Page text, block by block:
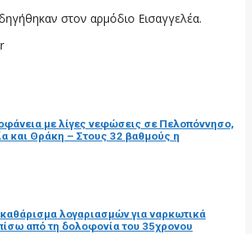
στον αρμόδιο Εισαγγελέα.
με λίγες νεφώσεις σε Πελοπόννησο,
και Θράκη – Στους 32 βαθμούς η
λογαριασμών για ναρκωτικά
από τη δολοφονία του 35χρονου